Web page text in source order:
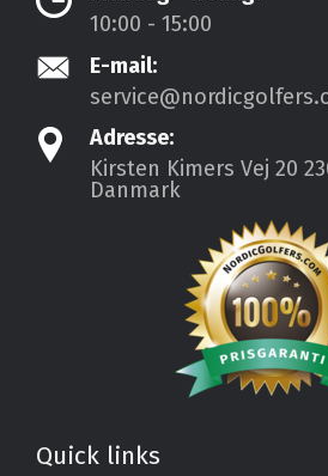
10:00 - 15:00
E-mail:
Adresse:
Kirsten Kimers Vej 20
Danmark
Quick links